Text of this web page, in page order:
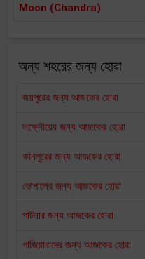
Moon (Chandra)
অন্য শহরের জন্য হোৱা
জয়পুরের জন্য আজকের হোৱা
লক্ষ্নৌয়ের জন্য আজকের হোৱা
কানপুরের জন্য আজকের হোৱা
ভোপালের জন্য আজকের হোৱা
পাটনার জন্য আজকের হোৱা
গাজিয়াবাদের জন্য আজকের হোৱা